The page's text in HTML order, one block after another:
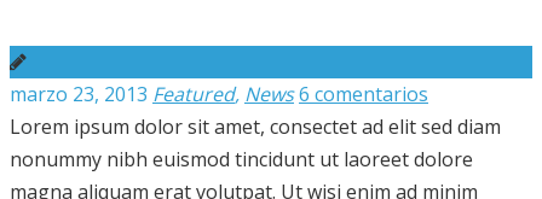
marzo 23, 2013 Featured, News6 comentarios
Lorem ipsum dolor sit amet, consectet ad elit sed diam
nonummy nibh euismod tincidunt ut laoreet dolore
magna aliquam erat volutpat. Ut wisi enim ad minim